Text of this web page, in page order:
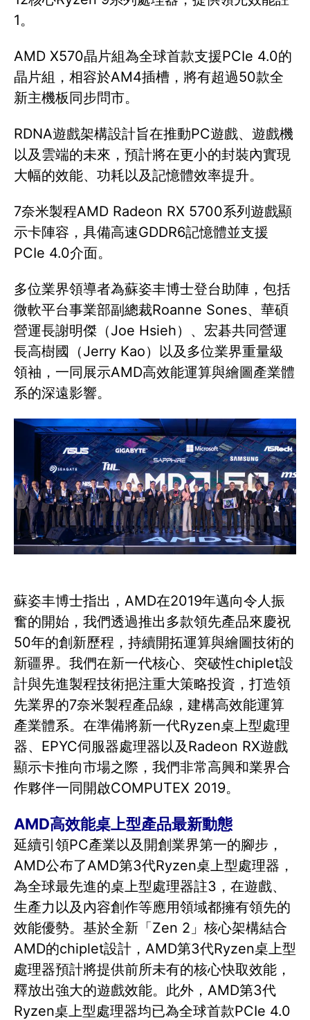
1。
AMD X570晶片組為全球首款支援PCIe 4.0的
晶片組，相容於AM4插槽，將有超過50款全
新主機板同步問市。
RDNA遊戲架構設計旨在推動PC遊戲、遊戲機
以及雲端的未來，預計將在更小的封裝內實現
大幅的效能、功耗以及記憶體效率提升。
7奈米製程AMD Radeon RX 5700系列遊戲顯
示卡陣容，具備高速GDDR6記憶體並支援
PCIe 4.0介面。
多位業界領導者為蘇姿丰博士登台助陣，包括
微軟平台事業部副總裁Roanne Sones、華碩
營運長謝明傑（Joe Hsieh）、宏碁共同營運
長高樹國（Jerry Kao）以及多位業界重量級
領袖，一同展示AMD高效能運算與繪圖產業體
系的深遠影響。
蘇姿丰博士指出，AMD在2019年邁向令人振
奮的開始，我們透過推出多款領先產品來慶祝
50年的創新歷程，持續開拓運算與繪圖技術的
新疆界。我們在新一代核心、突破性chiplet設
計與先進製程技術挹注重大策略投資，打造領
先業界的7奈米製程產品線，建構高效能運算
產業體系。在準備將新一代Ryzen桌上型處理
器、EPYC伺服器處理器以及Radeon RX遊戲
顯示卡推向市場之際，我們非常高興和業界合
作夥伴一同開啟COMPUTEX 2019。
AMD高效能桌上型產品最新動態
延續引領PC產業以及開創業界第一的腳步，
AMD公布了AMD第3代Ryzen桌上型處理器，
為全球最先進的桌上型處理器註3，在遊戲、
生產力以及內容創作等應用領域都擁有領先的
效能優勢。基於全新「Zen 2」核心架構結合
AMD的chiplet設計，AMD第3代Ryzen桌上型
處理器預計將提供前所未有的核心快取效能，
釋放出強大的遊戲效能。此外，AMD第3代
Ryzen桌上型處理器均已為全球首款PCIe 4.0